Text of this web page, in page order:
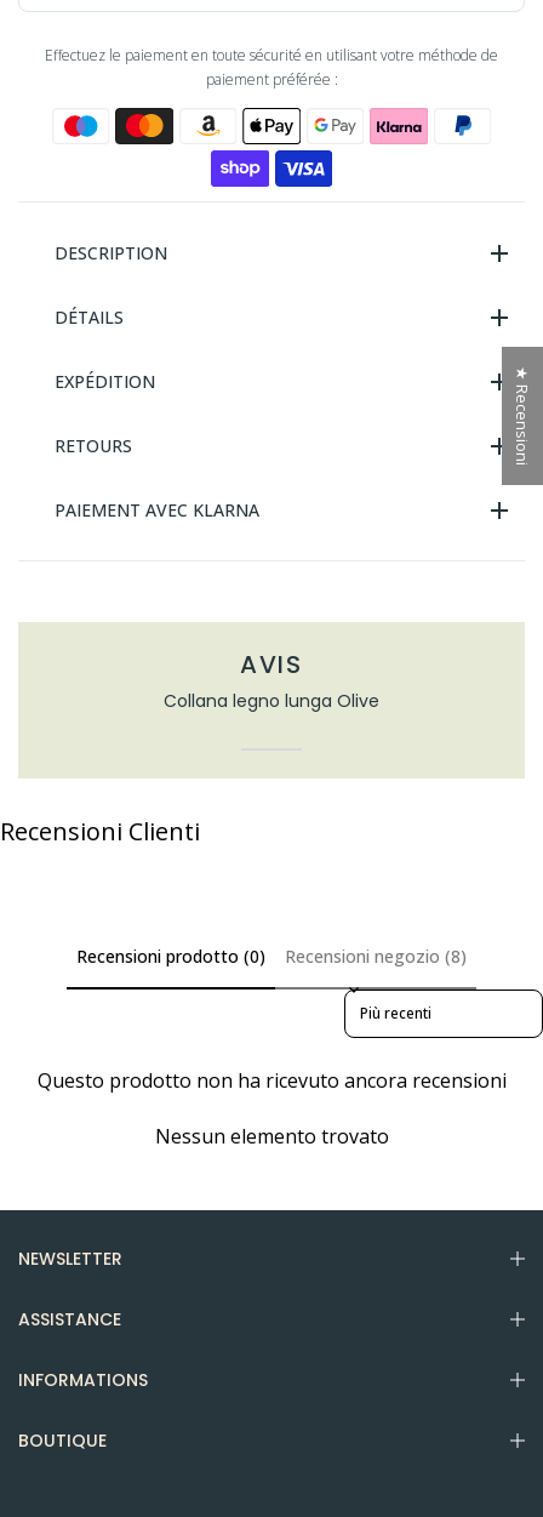
Effectuez le paiement en toute sécurité en utilisant votre méthode de
paiement préférée :
DESCRIPTION
DÉTAILS
EXPÉDITION
RETOURS
PAIEMENT AVEC KLARNA
AVIS
Collana legno lunga Olive
Recensioni Clienti
Recensioni prodotto (0) Recensioni negozio (8)
Sort reviews by
Questo prodotto non ha ricevuto ancora recensioni
Nessun elemento trovato
NEWSLETTER
ASSISTANCE
INFORMATIONS
BOUTIQUE
★ Recensioni